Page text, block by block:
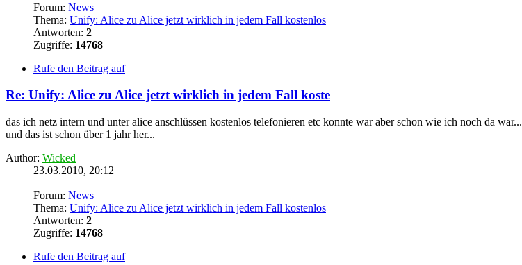
Forum: News
Thema: Unify: Alice zu Alice jetzt wirklich in jedem Fall kostenlos
Antworten: 2
Zugriffe: 14768
Rufe den Beitrag auf
Re: Unify: Alice zu Alice jetzt wirklich in jedem Fall koste
das ich netz intern und unter alice anschlüssen kostenlos telefonieren etc konnte war aber schon wie ich noch da war...
und das ist schon über 1 jahr her...
Author: Wicked
23.03.2010, 20:12
Forum: News
Thema: Unify: Alice zu Alice jetzt wirklich in jedem Fall kostenlos
Antworten: 2
Zugriffe: 14768
Rufe den Beitrag auf